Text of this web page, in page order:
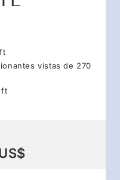
vistas de 270
ft